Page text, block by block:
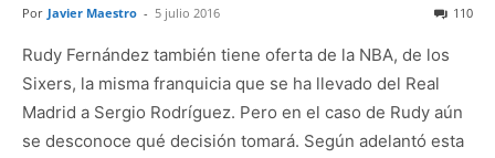
Por Javier Maestro - 5 julio 2016 110
Rudy Fernández también tiene oferta de la NBA, de los
Sixers, la misma franquicia que se ha llevado del Real
Madrid a Sergio Rodríguez. Pero en el caso de Rudy aún
se desconoce qué decisión tomará. Según adelantó esta